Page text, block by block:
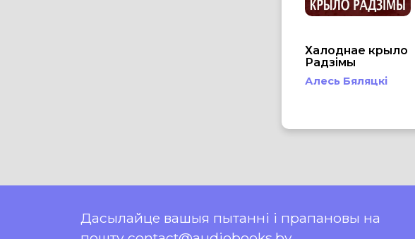
Халоднае крыло
Радзімы
Алесь Бяляцкі
Дасылайце вашыя пытанні і прапановы на